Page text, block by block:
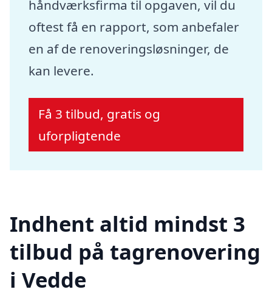
håndværksfirma til opgaven, vil du
oftest få en rapport, som anbefaler
en af de renoveringsløsninger, de
kan levere.
Få 3 tilbud, gratis og
uforpligtende
Indhent altid mindst 3
tilbud på tagrenovering
i Vedde